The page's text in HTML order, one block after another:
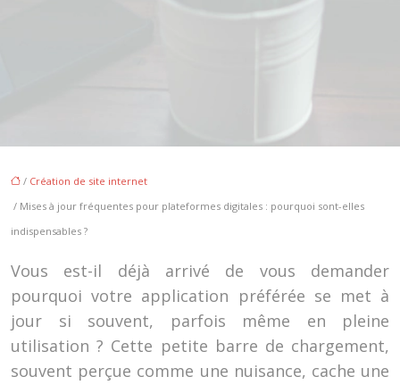
/ Création de site internet
/ Mises à jour fréquentes pour plateformes digitales : pourquoi sont-elles
indispensables ?
Vous est-il déjà arrivé de vous demander
pourquoi votre application préférée se met à
jour si souvent, parfois même en pleine
utilisation ? Cette petite barre de chargement,
souvent perçue comme une nuisance, cache une